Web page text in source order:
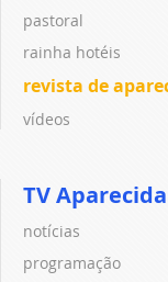
pastoral
rainha hotéis
revista de
vídeos
TV Aparecida
notícias
programação